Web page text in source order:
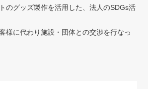
のグッズ製作を活用した、法人のSDGs活
様に代わり施設・団体との交渉を行なっ